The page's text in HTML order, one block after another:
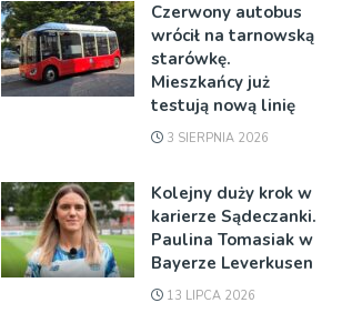
Czerwony autobus
wrócił na tarnowską
starówkę.
Mieszkańcy już
testują nową linię
3 SIERPNIA 2026
Kolejny duży krok w
karierze Sądeczanki.
Paulina Tomasiak w
Bayerze Leverkusen
13 LIPCA 2026